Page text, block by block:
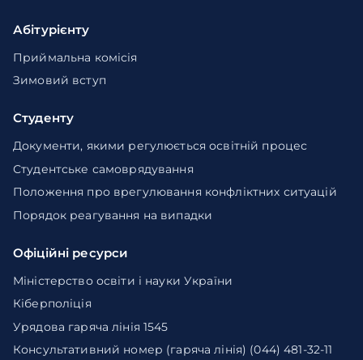
Абітурієнту
Приймальна комісія
Зимовий вступ
Студенту
Документи, якими регулюється освітній процес
Студентське самоврядування
Положення про врегулювання конфліктних ситуацій
Порядок реагування на випадки
Офіційні ресурси
Міністерство освіти і науки України
Кіберполіція
Урядова гаряча лінія 1545
Консультативний номер (гаряча лінія) (044) 481-32-11